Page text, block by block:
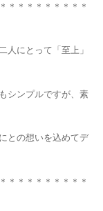
＊＊＊＊＊＊＊＊＊
人にとって「至上」
シンプルですが、素
との想いを込めてデ
＊＊＊＊＊＊＊＊＊